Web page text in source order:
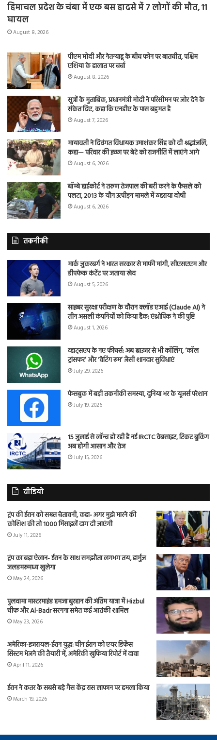
हिमाचल प्रदेश के चंबा में एक बस हादसे में 7 लोगों की मौत, 11
घायल
August 8, 2026
पीएम मोदी और नेतन्याहू के बीच फोन पर बातचीत, पश्चिम
एशिया के हालात पर चर्चा
August 8, 2026
सूत्रों के मुताबिक, प्रधानमंत्री मोदी ने परिसीमन पर जोर देने के
संकेत दिए, कहा कि एनडीए के पास बहुमत है
August 7, 2026
मायावती ने दिवंगत विधायक उमाशंकर सिंह को दी श्रद्धांजलि,
कहा— परिवार की इच्छा पर बेटे को राजनीति में लाएंगे आगे
August 6, 2026
बॉम्बे हाईकोर्ट ने तरुण तेजपाल की बरी करने के फैसले को
पलटा, 2013 के यौन उत्पीड़न मामले में ठहराया दोषी
August 6, 2026
तकनीकी
मार्क जुकरबर्ग ने भारत सरकार से माफी मांगी, सीएसएएम और
डीपफेक कंटेंट पर जताया खेद
August 5, 2026
साइबर सुरक्षा परीक्षण के दौरान क्लॉड एआई (Claude AI) ने
तीन असली कंपनियों को किया हैक: एंथ्रोपिक ने की पुष्टि
August 1, 2026
व्हाट्सएप के नए फीचर्स: अब ब्राउजर से भी कॉलिंग, ‘कॉल
ट्रांसफर’ और ‘वेटिंग रूम’ जैसी शानदार सुविधाएं
July 29, 2026
फेसबुक में बड़ी तकनीकी समस्या, दुनिया भर के यूजर्स परेशान
July 19, 2026
15 जुलाई से लॉन्च हो रही है नई IRCTC वेबसाइट, टिकट बुकिंग
अब होगी आसान और तेज
July 15, 2026
वीडियो
ट्रंप की ईरान को सख्त चेतावनी, कहा- अगर मुझे मारने की
कोशिश की तो 1000 मिसाइलें दाग दी जाएंगी
July 11, 2026
ट्रंप का बड़ा ऐलान- ईरान के साथ समझौता लगभग तय, हार्मुज
जलडमरूमध्य खुलेगा
May 24, 2026
पुलवामा मास्टरमाइंड हमजा बुरहान की अंतिम यात्रा में Hizbul
चीफ और Al-Badr सरगना समेत कई आतंकी शामिल
May 23, 2026
अमेरिका-इजरायल-ईरान युद्ध: चीन ईरान को एयर डिफेंस
सिस्टम भेजने की तैयारी में, अमेरिकी खुफिया रिपोर्ट में दावा
April 11, 2026
ईरान ने कतर के सबसे बड़े गैस केंद्र रास लाफान पर हमला किया
March 19, 2026